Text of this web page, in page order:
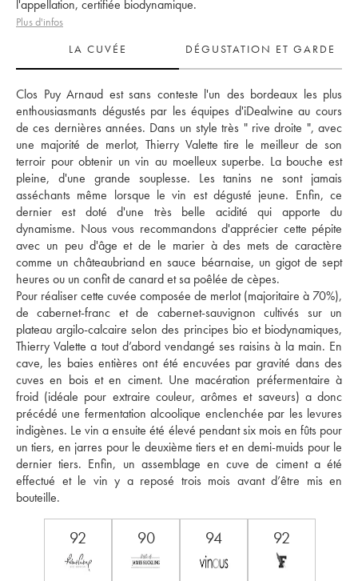
l'appellation, certifiée biodynamique.
Plus d'infos
LA CUVÉE
DÉGUSTATION ET GARDE
Clos Puy Arnaud est sans conteste l'un des bordeaux les plus
enthousiasmants dégustés par les équipes d'iDealwine au cours
de ces dernières années. Dans un style très " rive droite ", avec
une majorité de merlot, Thierry Valette tire le meilleur de son
terroir pour obtenir un vin au moelleux superbe. La bouche est
pleine, d'une grande souplesse. Les tanins ne sont jamais
asséchants même lorsque le vin est dégusté jeune. Enfin, ce
dernier est doté d'une très belle acidité qui apporte du
dynamisme. Nous vous recommandons d'apprécier cette pépite
avec un peu d'âge et de le marier à des mets de caractère
comme un châteaubriand en sauce béarnaise, un gigot de sept
heures ou un confit de canard et sa poêlée de cèpes.
Pour réaliser cette cuvée composée de merlot (majoritaire à 70%),
de cabernet-franc et de cabernet-sauvignon cultivés sur un
plateau argilo-calcaire selon des principes bio et biodynamiques,
Thierry Valette a tout d’abord vendangé ses raisins à la main. En
cave, les baies entières ont été encuvées par gravité dans des
cuves en bois et en ciment. Une macération préfermentaire à
froid (idéale pour extraire couleur, arômes et saveurs) a donc
précédé une fermentation alcoolique enclenchée par les levures
indigènes. Le vin a ensuite été élevé pendant six mois en fûts pour
un tiers, en jarres pour le deuxième tiers et en demi-muids pour le
dernier tiers. Enfin, un assemblage en cuve de ciment a été
effectué et le vin y a reposé trois mois avant d’être mis en
bouteille.
92 90 94 92